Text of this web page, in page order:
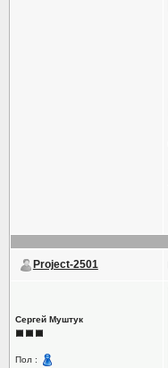
Project-2501
Сергей Муштук
Пол :